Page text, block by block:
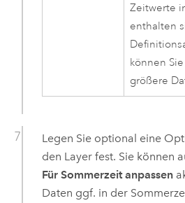
Zeitwerte
enthalten
können
größere
Legen Sie optional eine
den Layer fest. Sie können
Für Sommerzeit anpassen
Daten ggf. in der